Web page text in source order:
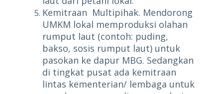
Kemitraan Multipihak. Mendorong
UMKM lokal memproduksi olahan
rumput laut (contoh: puding,
bakso, sosis rumput laut) untuk
pasokan ke dapur MBG. Sedangkan
di tingkat pusat ada kemitraan
lintas kementerian/ lembaga untuk